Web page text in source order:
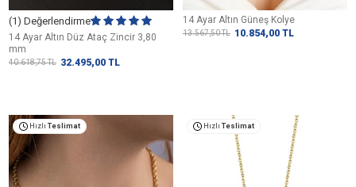
(1) Değerlendirme
14 Ayar Altın Düz Ataç Zincir 3,80
mm
40.618,75TL 32.495,00 TL
14 Ayar Altın Güneş Kolye
13.567,50TL 10.854,00 TL
Hızlı Teslimat Hızlı Teslimat